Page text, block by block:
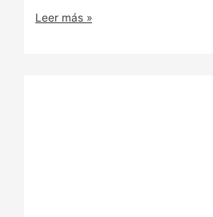
Leer más »